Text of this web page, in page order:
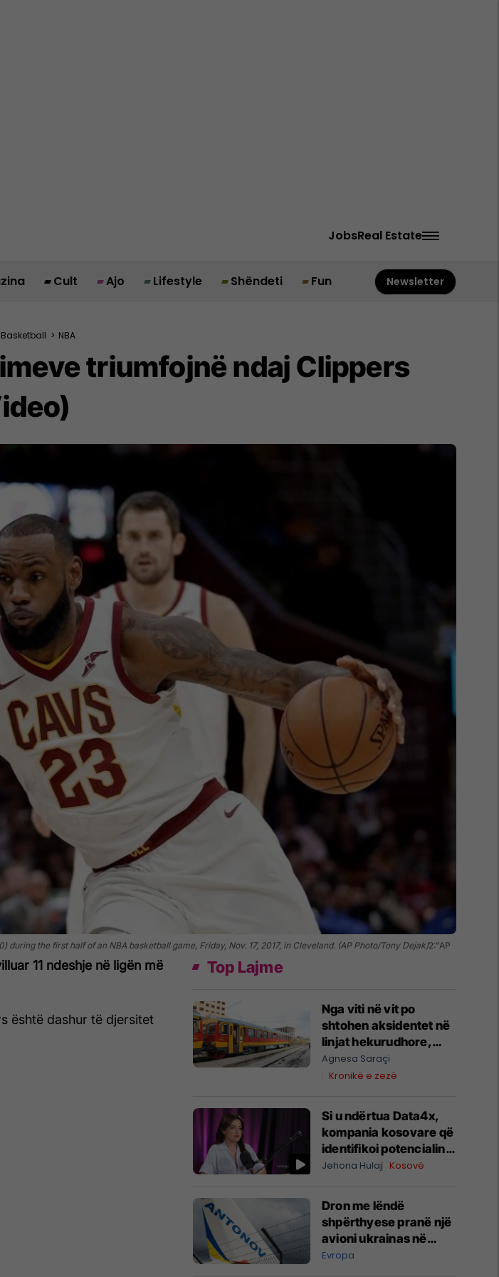
JobsReal Estate
Cult Ajo Lifestyle Shëndeti Fun Newsletter
Basketball > NBA
triumfojnë ndaj Clippers
the first half of an NBA basketball game, Friday, Nov. 17, 2017, in Cleveland. (AP Photo/Tony Dejak)2:"AP
11 ndeshje në ligën më
është dashur të djersitet
Top Lajme
Nga viti në vit po
shtohen aksidentet në
linjat hekurudhore,
kërkohen masa
urgjente për sigurinë
Agnesa Saraçi
Kronikë e zezë
Si u ndërtua Data4x,
kompania kosovare që
identifikoi potencialin
prej 1 miliard eurosh
Jehona Hulaj Kosovë
Dron me lëndë
shpërthyese pranë një
avioni ukrainas në
Leipzig
Evropa